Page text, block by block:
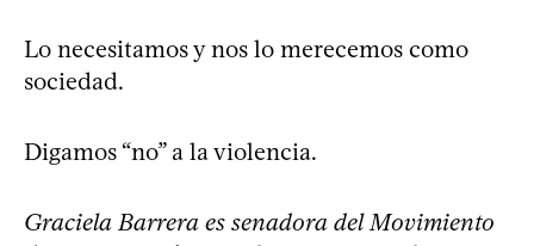
Lo necesitamos y nos lo merecemos como
sociedad.
Digamos “no” a la violencia.
Graciela Barrera es senadora del Movimiento